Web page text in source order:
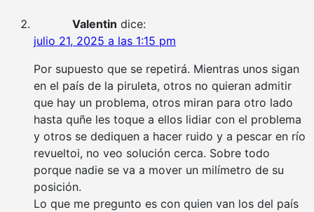
Valentin dice:
julio 21, 2025 a las 1:15 pm
Por supuesto que se repetirá. Mientras unos sigan
en el país de la piruleta, otros no quieran admitir
que hay un problema, otros miran para otro lado
hasta quñe les toque a ellos lidiar con el problema
y otros se dediquen a hacer ruido y a pescar en río
revueltoi, no veo solución cerca. Sobre todo
porque nadie se va a mover un milímetro de su
posición.
Lo que me pregunto es con quien van los del país